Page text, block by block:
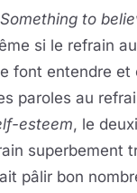
Something to
si le refrain
font entendre et
paroles au
esteem, le
superbement
pâlir bon